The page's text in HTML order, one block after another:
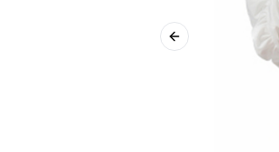
Previous slide